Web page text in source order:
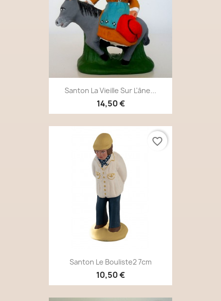
Santon La Vieille Sur L'âne...
14,50 €
Santon Le Bouliste2 7cm
10,50 €
favorite_border